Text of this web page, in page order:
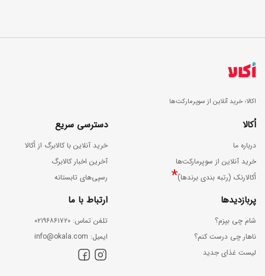
اکالا؛ خرید آنلاین از سوپرمارکت‌ها
اُکالا
درباره ما
خرید آنلاین از سوپرمارکت‌ها
اُکالارنک (رتبه بندی برندها)*
دسترسی سریع
خرید آنلاین با کالابرگ از اُکالا
آخرین اخبار کالابرگ
رسپی‌های تابستانه
پربازدیدها
شام چی بپزم؟
ناهار چی درست کنم؟
لیست غذای جدید
ارتباط با ما
ﺗﻠﻔﻦ ﺗﻤﺎس: ۰۲۱۹۶۸۶۱۷۲۰
اﯾﻤﯿﻞ: info@okala.com